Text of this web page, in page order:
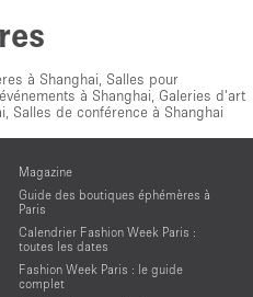
à Shanghai Salles pour
à Shanghai Galeries d'art
Salles de conférence à Shanghai
Magazine
Guide des boutiques éphémères à
Paris
Calendrier Fashion Week Paris :
toutes les dates
Fashion Week Paris : le guide
complet